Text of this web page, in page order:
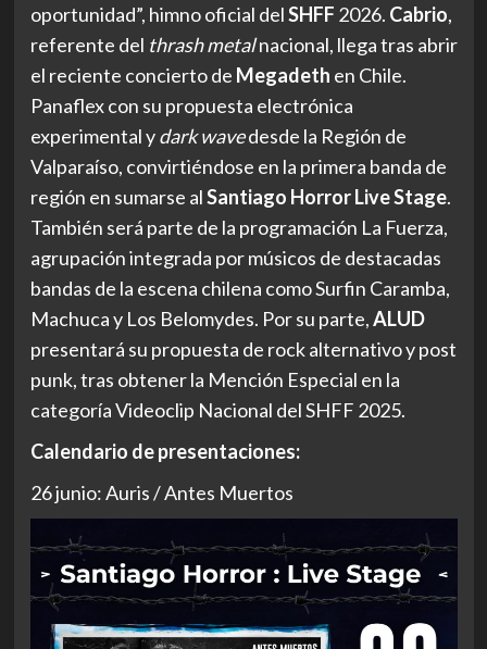
oportunidad”, himno oficial delSHFF 2026. Cabrio,
referente del thrash metalnacional, llega tras abrir
el reciente concierto de Megadeth en Chile.
Panaflex con su propuesta electrónica
experimental ydark wavedesde la Región de
Valparaíso, convirtiéndose en la primera banda de
región en sumarse alSantiago Horror Live Stage.
También será parte de la programación La Fuerza,
agrupación integrada por músicos de destacadas
bandas de la escena chilena como Surfin Caramba,
Machuca y Los Belomydes. Por su parte,ALUD
presentará su propuesta de rock alternativo y post
punk, tras obtener la Mención Especial en la
categoría Videoclip Nacional del SHFF 2025.
Calendario de presentaciones:
26 junio: Auris / Antes Muertos